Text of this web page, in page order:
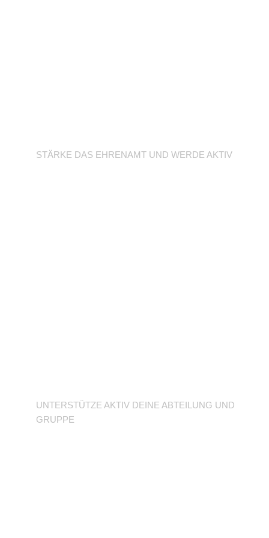
STÄRKE DAS EHRENAMT UND WERDE AKTIV
UNTERSTÜTZE AKTIV DEINE ABTEILUNG UND
GRUPPE